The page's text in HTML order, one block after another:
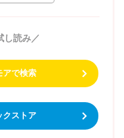
し読み／
アで検索
クストア